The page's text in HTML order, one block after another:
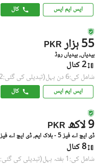
ایس ایم ایس کال
PKR 55 ہزار
بیدیاں, بیدیاں روڈ
2 کنال
شامل کی:6 دن پہل (تبدیلی کی گئی:2 دن پہلے)
ایس ایم ایس کال
PKR 9 لاکھ
ڈی ایچ اے فیز 5 - بلاک ایم, ڈی ایچ اے فیز 5
8 کنال
شامل کی:1 ہفتہ پہل (تبدیلی کی گئی:18 گھنٹے پہلے)